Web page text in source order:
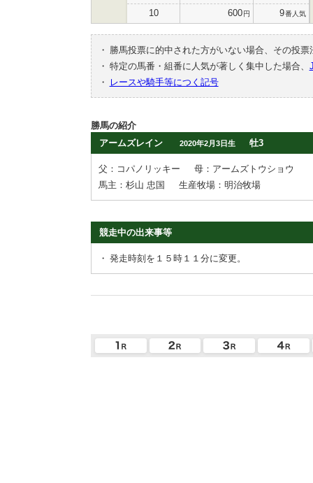
10 600円 9番人気
・
勝馬投票に的中された方がいない場合、その投
・ 特定の馬番・組番に人気が著しく集中した場合、
・
レースや騎手等につく記号
勝馬の紹介
アームズレイン
2020年2月3日生 牡3
父：コパノリッキー
母：アームズトウショウ
馬主：杉山 忠国
生産牧場：明治牧場
競走中の出来事等
・ 発走時刻を１５時１１分に変更。